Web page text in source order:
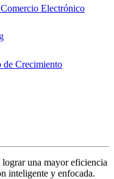
Electrónico
de Crecimiento
lograr una mayor eficiencia
inteligente y enfocada.